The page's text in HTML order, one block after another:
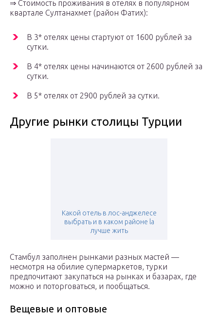
⇒ Стоимость проживания в отелях в популярном
квартале Султанахмет (район Фатих):
В 3* отелях цены стартуют от 1600 рублей за
сутки.
В 4* отелях цены начинаются от 2600 рублей за
сутки.
В 5* отелях от 2900 рублей за сутки.
Другие рынки столицы Турции
Какой отель в лос-анджелесе
выбрать и в каком районе la
лучше жить
Стамбул заполнен рынками разных мастей —
несмотря на обилие супермаркетов, турки
предпочитают закупаться на рынках и базарах, где
можно и поторговаться, и пообщаться.
Вещевые и оптовые